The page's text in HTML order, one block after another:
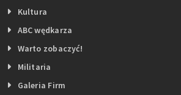
Kultura
ABC wędkarza
Warto zobaczyć!
Militaria
Galeria Firm